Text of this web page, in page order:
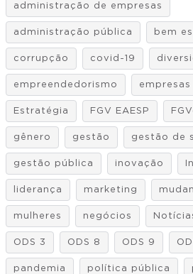
administração de empresas
administração pública bem
corrupção covid-19
empreendedorismo empresas
Estratégia FGV EAESP
gênero gestão gestão de
gestão pública inovação
liderança marketing
mulheres negócios
ODS 3 ODS 8 ODS 9
pandemia política pública